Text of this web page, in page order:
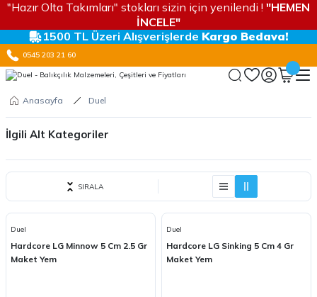
"Hazır Olta Takımları" stokları sizin için yenilendi ! "HEMEN
İNCELE"
1500 TL Üzeri Alışverişlerde Kargo Bedava!
0545 203 21 60
Anasayfa Duel
İlgili Alt Kategoriler
LRF ÖZEL
MAKET YEMLER
SIRALA
Duel
Hardcore LG Minnow 5 Cm 2.5 Gr
Maket Yem
Duel
Hardcore LG Sinking 5 Cm 4 Gr
Maket Yem